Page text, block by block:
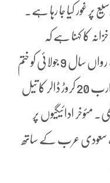
غور کیا جا رہا ہے۔
کا کہنا ہے کہ
سعودی عرب سے ادھار تیل کی سہولت رواں سال 9 جولائی کو ختم
ہوگئی ہے۔کیونکہ سعودی عرب سے 3 ارب 20 کروڑ ڈالر کا تیل
مئوخر ادائیگیوں پر
سعودی عرب کے ساتھ